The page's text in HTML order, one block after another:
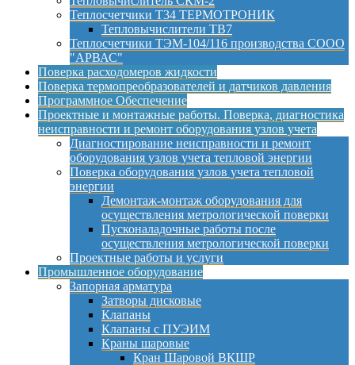
Теплосчетчики Т34 ТЕРМОТРОНИК
Тепловычислители ТВ7
Теплосчетчики ТЭМ-104/116 производства СООО
"АРВАС"
Поверка расходомеров жидкости
Поверка термопреобразователей и датчиков давления
Программное Обеспечение
Проектные и монтажные работы. Поверка, диагностика
неисправности и ремонт оборудования узлов учета
Диагностирование неисправности и ремонт
оборудования узлов учета тепловой энергии
Поверка оборудования узлов учета тепловой
энергии
Демонтаж-монтаж оборудования для
осуществления метрологической поверки
Пусконаладочные работы после
осуществления метрологической поверки
Проектные работы и услуги
Промышленное оборудование
Запорная арматура
Затворы дисковые
Клапаны
Клапаны с ПУЭИМ
Краны шаровые
Кран Шаровой ВКШР